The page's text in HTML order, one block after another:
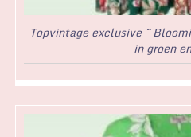
Topvintage exclusive ~
in groen